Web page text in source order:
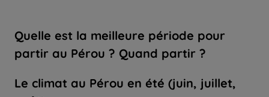
Quelle est la meilleure période pour
partir au Pérou ? Quand partir ?
Le climat au Pérou en été (juin, juillet,